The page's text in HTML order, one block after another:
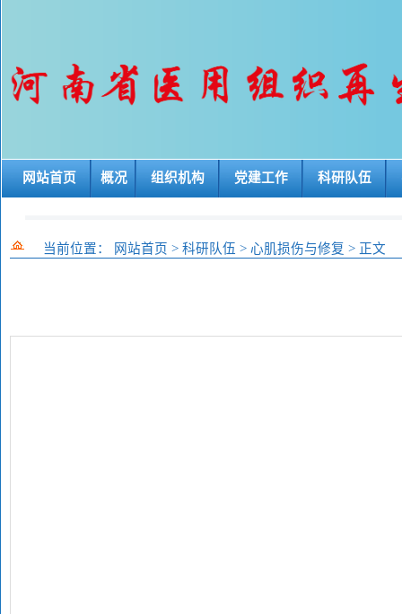
网站首页 概况 组织机构 党建工作 科研队伍
当前位置： 网站首页 > 科研队伍 > 心肌损伤与修复 > 正文